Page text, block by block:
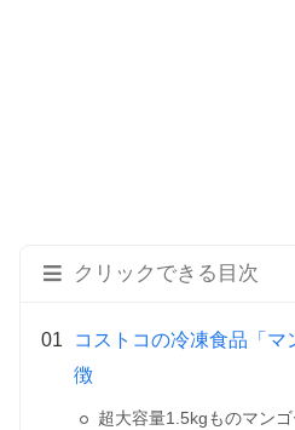
クリックできる目次
コストコの冷凍食品「
徴
超大容量1.5kgものマン